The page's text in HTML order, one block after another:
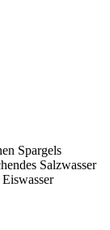
Spargels
Salzwasser